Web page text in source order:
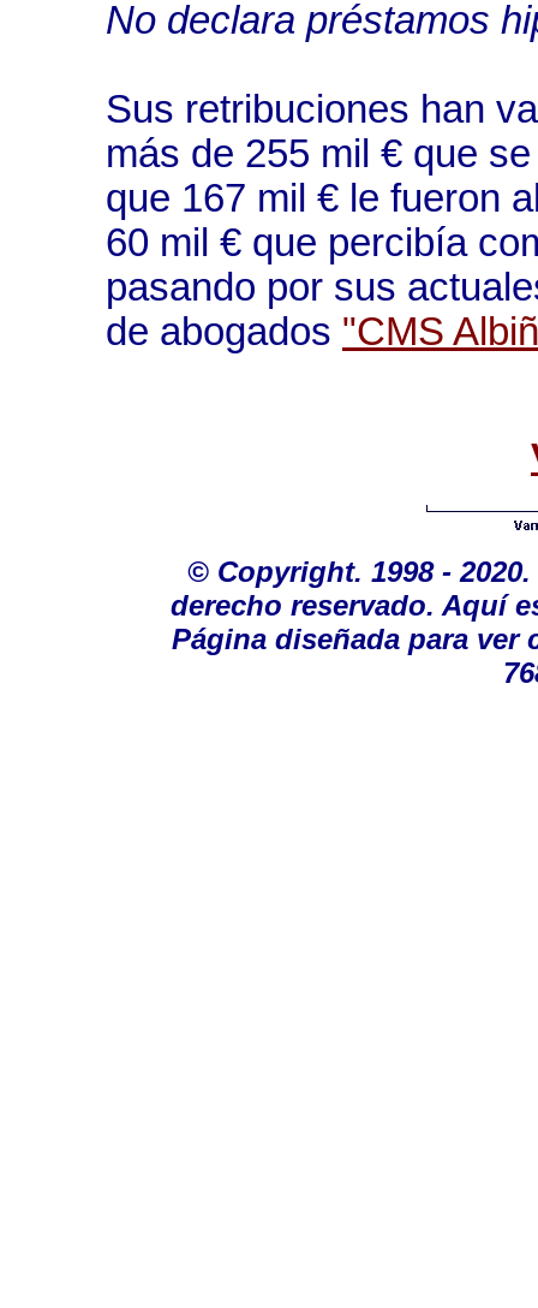
No declara préstamos
Sus retribuciones han
más de 255 mil € que
que 167 mil € le fueron
60 mil € que percibía
pasando por sus
de abogados "CMS
© Copyright. 1998 - 2020.
derecho reservado. Aquí
Página diseñada para